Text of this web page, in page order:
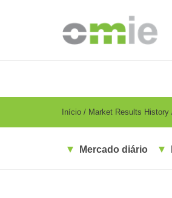
PT
Breadcrumb
Início Market Results History
Mercado diário